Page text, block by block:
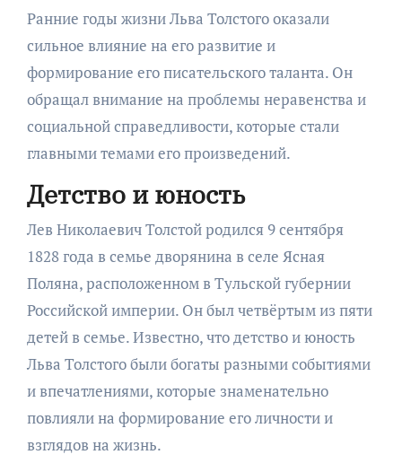
Ранние годы жизни Льва Толстого оказали
сильное влияние на его развитие и
формирование его писательского таланта. Он
обращал внимание на проблемы неравенства и
социальной справедливости, которые стали
главными темами его произведений.
Детство и юность
Лев Николаевич Толстой родился 9 сентября
1828 года в семье дворянина в селе Ясная
Поляна, расположенном в Тульской губернии
Российской империи. Он был четвёртым из пяти
детей в семье. Известно, что детство и юность
Льва Толстого были богаты разными событиями
и впечатлениями, которые знаменательно
повлияли на формирование его личности и
взглядов на жизнь.